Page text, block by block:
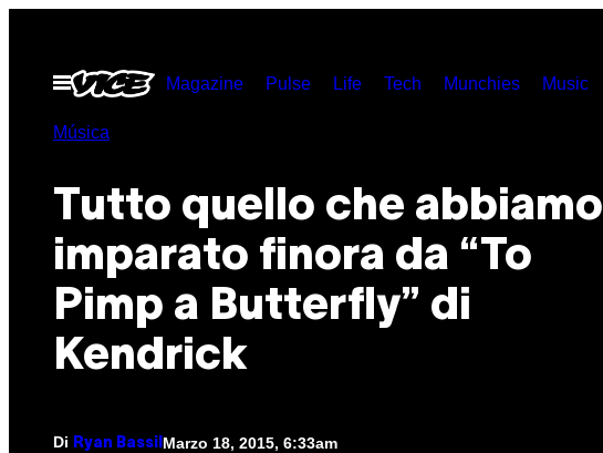
contenuto
Apri
Magazine Pulse Life Tech Munchies Music
Música
Tutto quello che abbiamo
imparato finora da “To
Pimp a Butterfly” di
Kendrick
Di Ryan Bassil Marzo 18, 2015, 6:33am